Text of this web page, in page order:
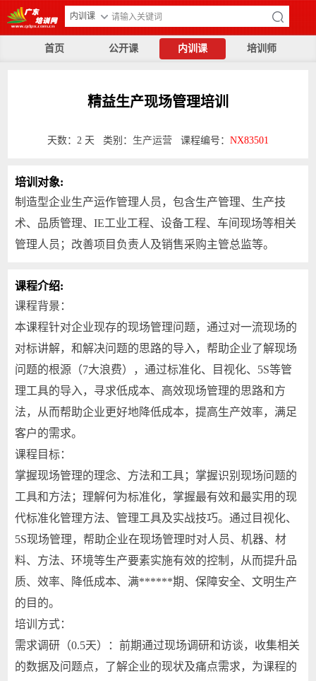
内训课
首页 公开课 内训课 培训师
精益生产现场管理培训
天数：2 天 类别： 生产运营 课程编号： NX83501
培训对象:
制造型企业生产运作管理人员，包含生产管理、生产技
术、品质管理、IE工业工程、设备工程、车间现场等相关
管理人员；改善项目负责人及销售采购主管总监等。
课程介绍:
课程背景：
本课程针对企业现存的现场管理问题，通过对一流现场的
对标讲解，和解决问题的思路的导入，帮助企业了解现场
问题的根源（7大浪费），通过标准化、目视化、5S等管
理工具的导入，寻求低成本、高效现场管理的思路和方
法，从而帮助企业更好地降低成本，提高生产效率，满足
客户的需求。
课程目标：
掌握现场管理的理念、方法和工具；掌握识别现场问题的
工具和方法；理解何为标准化，掌握最有效和最实用的现
代标准化管理方法、管理工具及实战技巧。通过目视化、
5S现场管理，帮助企业在现场管理时对人员、机器、材
料、方法、环境等生产要素实施有效的控制，从而提升品
质、效率、降低成本、满******期、保障安全、文明生产
的目的。
培训方式：
需求调研（0.5天）：前期通过现场调研和访谈，收集相关
的数据及问题点，了解企业的现状及痛点需求，为课程的